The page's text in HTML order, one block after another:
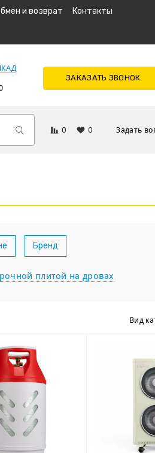
и возврат Контакты
ЗАКАЗАТЬ ЗВОНОК
0 0 Задать
Вид
Бренд
плитой на дровах